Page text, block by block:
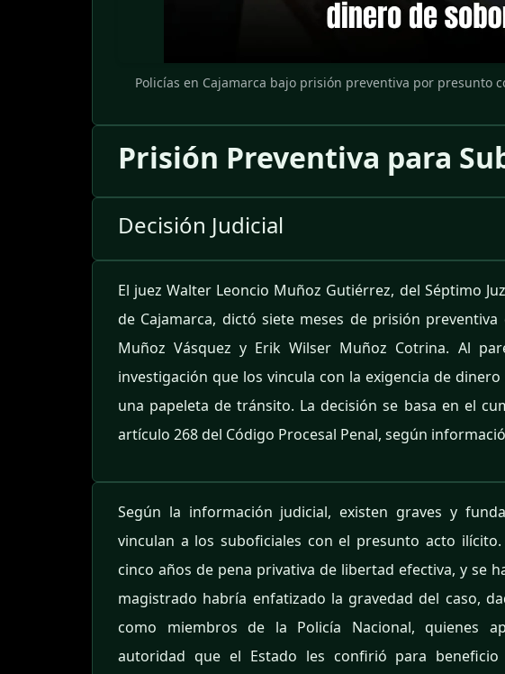
Policías en Cajamarca bajo prisión preventiva por presunto
Prisión Preventiva para
Decisión Judicial
El juez Walter Leoncio Muñoz Gutiérrez, del Séptimo
de Cajamarca, dictó siete meses de prisión
Muñoz Vásquez y Erik Wilser Muñoz Cotrina. Al
investigación que los vincula con la exigencia de
una papeleta de tránsito. La decisión se basa en el
artículo 268 del Código Procesal Penal, según
Según la información judicial, existen graves y
vinculan a los suboficiales con el presunto acto
cinco años de pena privativa de libertad efectiva, y se
magistrado habría enfatizado la gravedad del caso,
como miembros de la Policía Nacional, quienes
autoridad que el Estado les confirió para